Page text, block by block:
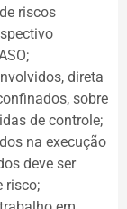
riscos
direta
sobre
de controle;
na execução
deve ser
risco;